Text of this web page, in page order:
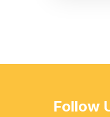
Follow